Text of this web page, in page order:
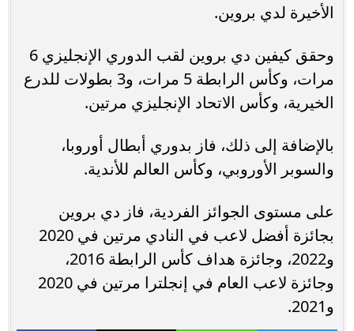
الأخيرة لدي بروين.
وحقق كيفين دي بروين لقب الدوري الإنجليزي 6
مرات، وكأس الرابطة 5 مرات، و3 بطولات للدرع
الخيرية، وكأس الاتحاد الإنجليزي مرتين.
بالإضافة إلى ذلك، فاز بدوري أبطال أوروبا،
والسوبر الأوروبي، وكأس العالم للأندية.
على مستوى الجوائز الفردية، فاز دي بروين
بجائزة أفضل لاعب في النادي مرتين في 2020
و2022، وجائزة هداف كأس الرابطة 2016،
وجائزة لاعب العام في إنجلترا مرتين في 2020
و2021.